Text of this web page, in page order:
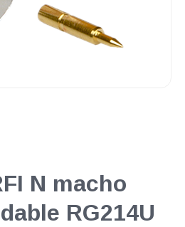
N macho
RG214U